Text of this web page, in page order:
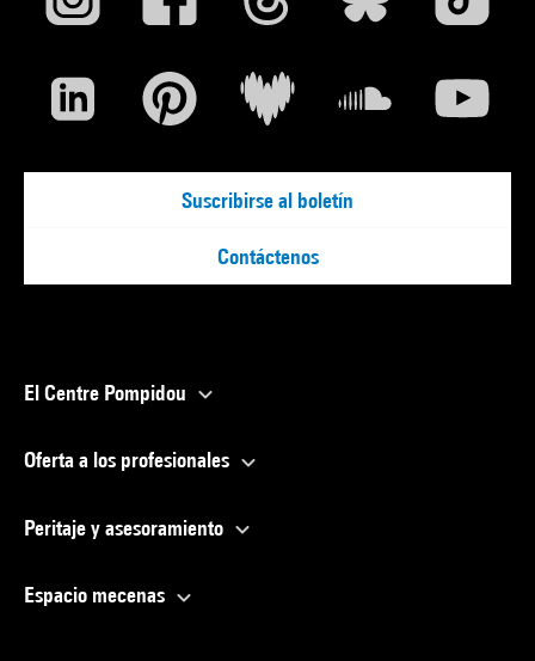
Paris (2006-2015). De même, depuis la réalisation du duo
internationale ont signé des édifices remarqués dans la
région parisienne : Oscar Niemeyer, Tadao Ando, Frank Gehry,
Rem Koolhaas, SANAA et MAD Architects.
Suscribirse al boletín
Contáctenos
El Centre Pompidou
Oferta a los profesionales
Peritaje y asesoramiento
Espacio mecenas